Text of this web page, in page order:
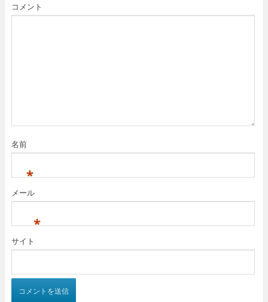
コメント
名前
*
メール
*
サイト